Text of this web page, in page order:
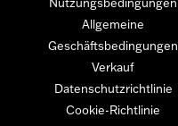
Allgemeine
Geschäftsbedingungen
Verkauf
Datenschutzrichtlinie
Cookie-Richtlinie